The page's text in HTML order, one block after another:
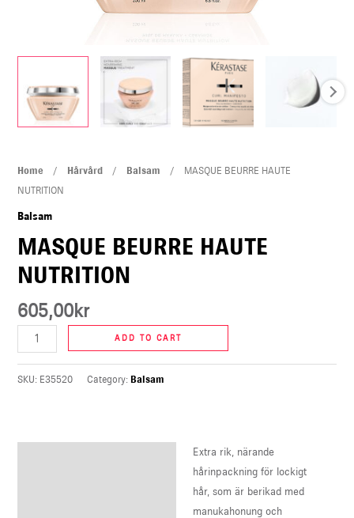
Home / Hårvård/ Balsam / MASQUE BEURRE HAUTE
NUTRITION
Balsam
MASQUE BEURRE HAUTE
NUTRITION
605,00kr
MASQUE
BEURRE
HAUTE
quantity
ADD TO CART
SKU: E35520 Category: Balsam
Extra rik, närande
hårinpackning för lockigt
hår, som är berikad med
manukahonung och